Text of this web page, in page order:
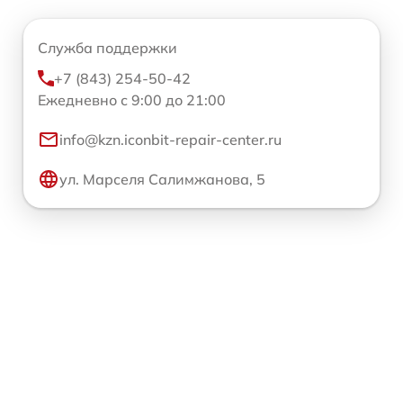
Служба поддержки
+7 (843) 254-50-42
Ежедневно с 9:00 до 21:00
info@kzn.iconbit-repair-center.ru
ул. Марселя Салимжанова, 5